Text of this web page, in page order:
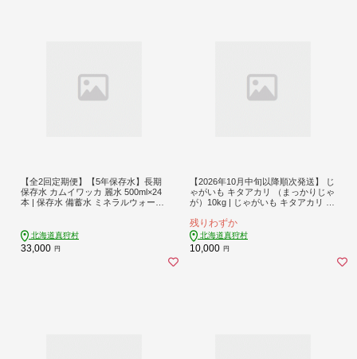
【全2回定期便】【5年保存水】長期
保存水 カムイワッカ 麗水 500ml×24
本 | 保存水 備蓄水 ミネラルウォータ
蓄 北海道 | 株式会社ジャパン・ミネ
ラル [BPAI007]
北海道真狩村
33,000 円
【2026年10月中旬以降順次発送】 じ
ゃがいも キタアカリ （まっかりじゃ
が）10kg | じゃがいも キタアカリ 野
道の駅 真狩フラワーセンター [BPAM
025]
残りわずか
北海道真狩村
10,000 円